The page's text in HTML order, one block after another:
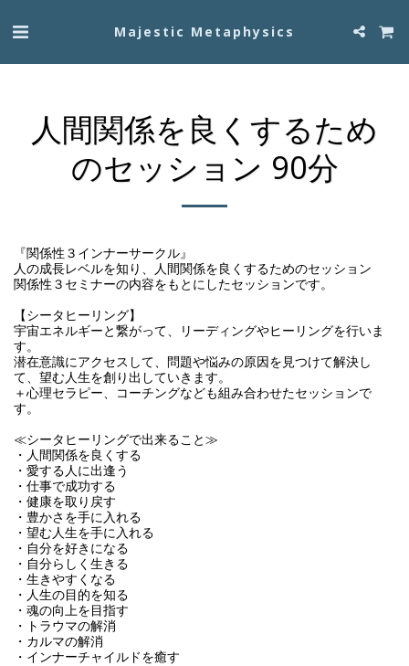
Majestic Metaphysics
人間関係を良くするため
のセッション 90分
『関係性３インナーサークル』
人の成長レベルを知り、人間関係を良くするためのセッション
関係性３セミナーの内容をもとにしたセッションです。
【シータヒーリング】
宇宙エネルギーと繋がって、リーディングやヒーリングを行いま
す。
潜在意識にアクセスして、問題や悩みの原因を見つけて解決し
て、望む人生を創り出していきます。
＋心理セラピー、コーチングなども組み合わせたセッションで
す。
≪シータヒーリングで出来ること≫
・人間関係を良くする
・愛する人に出逢う
・仕事で成功する
・健康を取り戻す
・豊かさを手に入れる
・望む人生を手に入れる
・自分を好きになる
・自分らしく生きる
・生きやすくなる
・人生の目的を知る
・魂の向上を目指す
・トラウマの解消
・カルマの解消
・インナーチャイルドを癒す